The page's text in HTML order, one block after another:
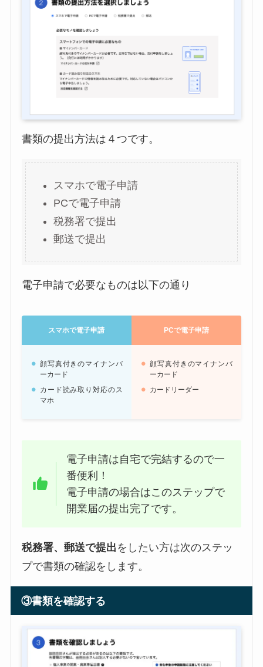
書類の提出方法は４つです。
スマホで電子申請
PCで電子申請
税務署で提出
郵送で提出
電子申請で必要なものは以下の通り
スマホで電子申請 PCで電子申請
顔写真付きのマイナンバ
ーカード
カード読み取り対応のス
マホ
顔写真付きのマイナンバ
ーカード
カードリーダー
電子申請は自宅で完結するので一
番便利！
電子申請の場合はこのステップで
開業届の提出完了です。
税務署、郵送で提出 をしたい方は次のステッ
プで書類の確認をします。
③書類を確認する